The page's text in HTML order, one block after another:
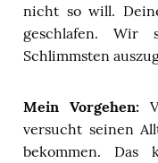
nicht so will.
geschlafen. Wir
Schlimmsten
Mein Vorgehen:
versucht seinen
bekommen. Das